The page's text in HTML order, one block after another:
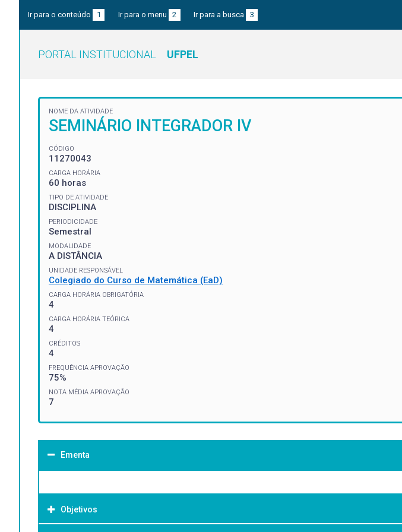
Ir para o conteúdo 1 Ir para o menu 2 Ir para a busca 3
PORTAL INSTITUCIONAL UFPEL
NOME DA ATIVIDADE
SEMINÁRIO INTEGRADOR IV
CÓDIGO
11270043
CARGA HORÁRIA
60 horas
TIPO DE ATIVIDADE
DISCIPLINA
PERIODICIDADE
Semestral
MODALIDADE
A DISTÂNCIA
UNIDADE RESPONSÁVEL
Colegiado do Curso de Matemática (EaD)
CARGA HORÁRIA OBRIGATÓRIA
4
CARGA HORÁRIA TEÓRICA
4
CRÉDITOS
4
FREQUÊNCIA APROVAÇÃO
75%
NOTA MÉDIA APROVAÇÃO
7
Ementa
Objetivos